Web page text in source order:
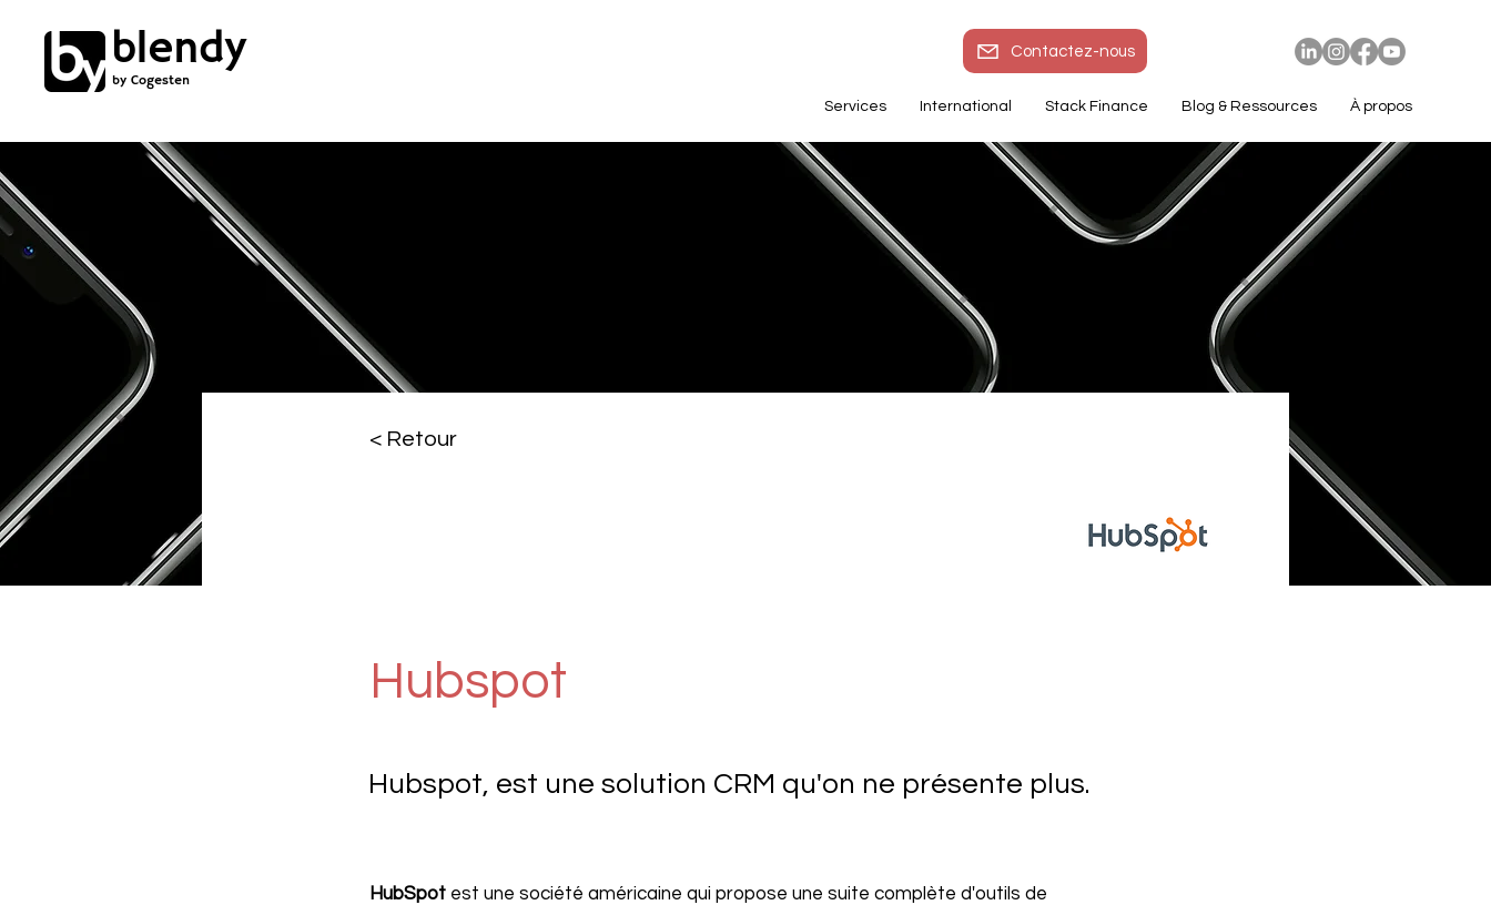
blendy
by Cogesten
Contactez-nous
Services International Stack Finance Blog & Ressources À propos
< Retour
Hubspot
Hubspot, est une solution CRM qu'on ne présente plus.
HubSpot est une société américaine qui propose une suite complète d'outils de